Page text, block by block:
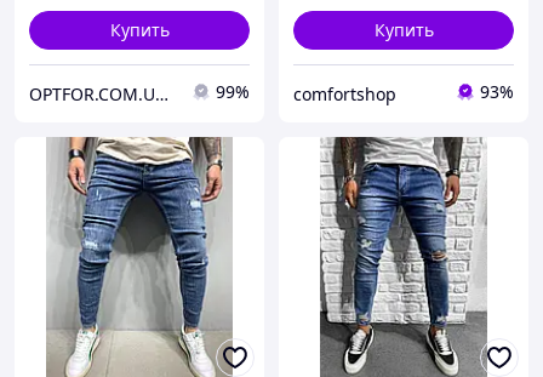
Купить
OPTFOR.COM.UA - Будь первым вместе с нами! 99%
Купить
comfortshop 93%